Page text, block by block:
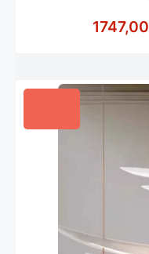
5
1747,00